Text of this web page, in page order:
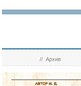
//Архив